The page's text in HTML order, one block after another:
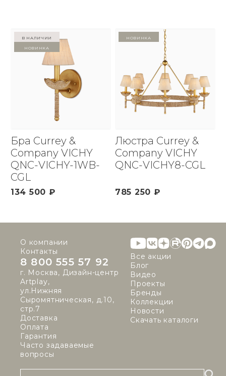
в наличии
Новинка
Бра Currey &
Company VICHY
QNC-VICHY-1WB-
CGL
134 500 ₽
Новинка
Люстра Currey &
Company VICHY
QNC-VICHY8-CGL
785 250 ₽
О компании
Контакты
8 800 555 57 92
г. Москва, Дизайн-центр
Artplay,
ул.Нижняя
Сыромятническая, д.10,
стр.7
Доставка
Оплата
Гарантия
Часто задаваемые
вопросы
Все акции
Блог
Видео
Проекты
Бренды
Коллекции
Новости
Скачать каталоги